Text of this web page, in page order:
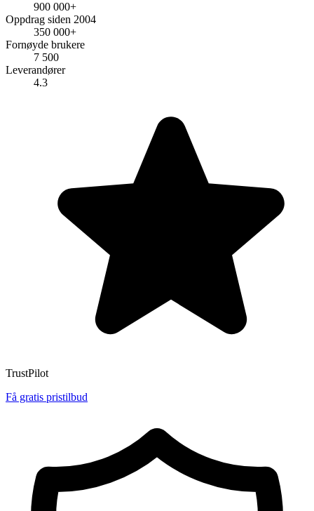
900 000+
Oppdrag siden 2004
350 000+
Fornøyde brukere
7 500
Leverandører
4.3
TrustPilot
Få gratis pristilbud